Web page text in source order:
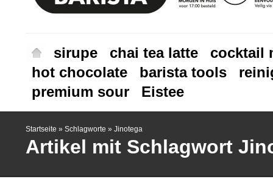
sirupe chai tea latte
cocktail
hot chocolate
barista tools
premium sour
Eistee
Startseite » Schlagworte » Jinotega
Artikel mit Schlagwort